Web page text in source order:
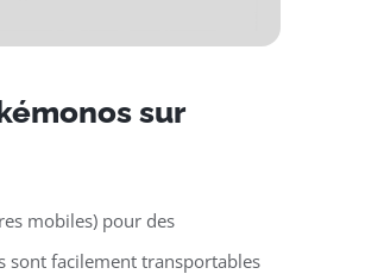
sur
mobiles) pour des
sont facilement transportables